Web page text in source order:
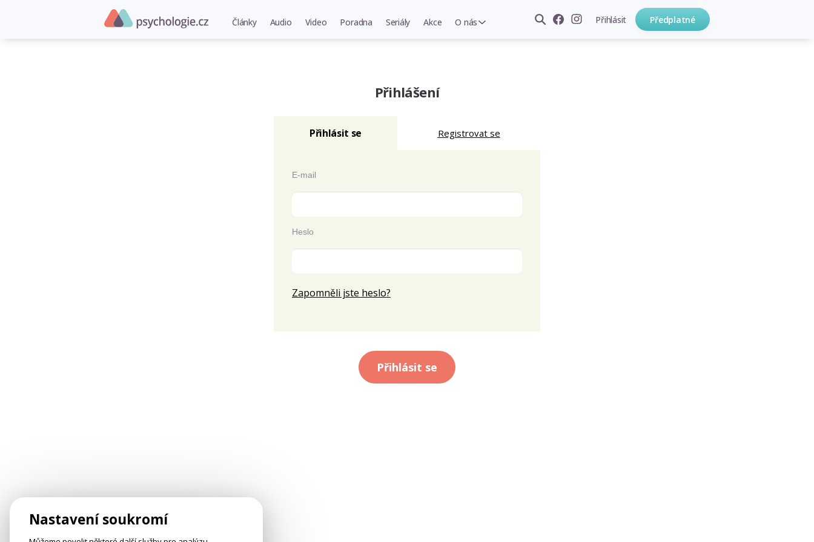
Články Audio Video Poradna Seriály Akce O nás Přihlásit Předplatné
Přihlášení
Přihlásit se Registrovat se
E-mail
Heslo
Zapomněli jste heslo?
Přihlásit se
Nastavení soukromí